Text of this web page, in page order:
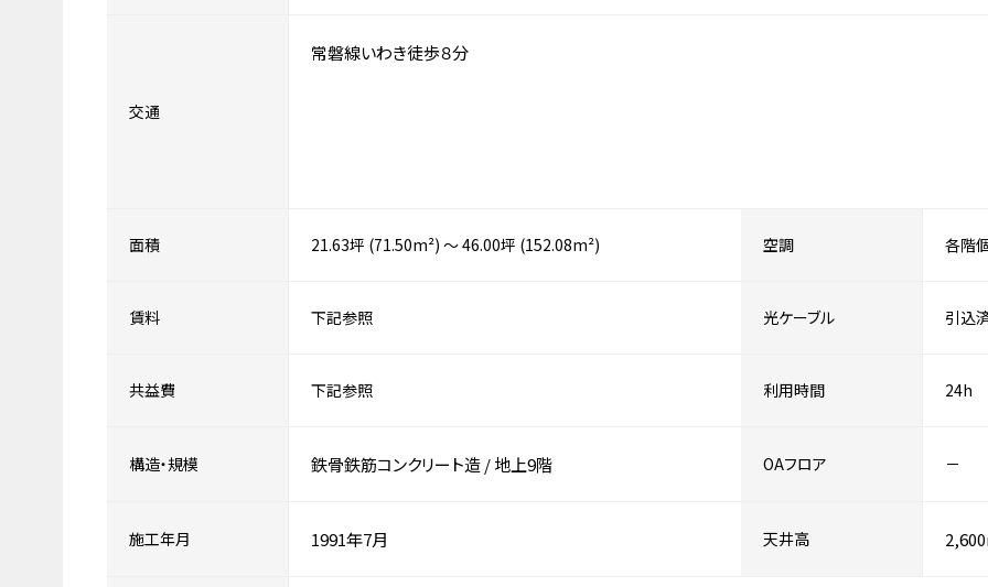
交通
常磐線いわき徒歩８分
面積 21.63坪 (71.50m²) ～ 46.00坪 (152.08m²) 空調 各階
賃料 下記参照 光ケーブル 引込
共益費 下記参照 利用時間 24h
構造・規模 鉄骨鉄筋コンクリート造/地上9階 OAフロア －
施工年月 1991年7月 天井高